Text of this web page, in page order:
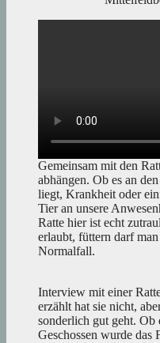
Gemeinsam mit den
abhängen. Ob es an
liegt, Krankheit oder
Tier an unsere
Ratte hier ist echt
erlaubt, füttern darf
Normalfall.
Interview mit einer
erzählt hat sie nicht,
sonderlich gut geht. Ob
Geschossen wurde das